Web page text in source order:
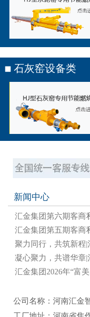
石灰窑设备类
新闻中心
汇金集团第六期客商
汇金集团第五期客商
聚力同行，共筑新程|
凝心聚力，共谱华章|
汇金集团2026年“富
公司名称：河南汇金